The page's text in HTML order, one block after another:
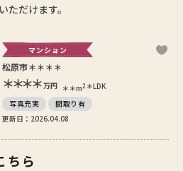
ただけます。
マンション
松原市＊＊＊＊
＊＊＊＊ 万円 ＊＊m2＊LDK
写真充実
間取り有
更新日：2026.04.08
ちら